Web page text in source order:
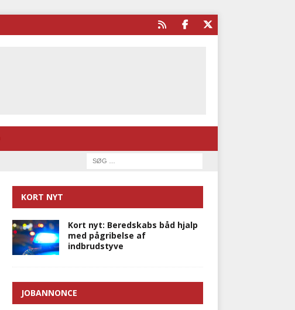
KORT NYT
Kort nyt: Beredskabs båd hjalp
med pågribelse af
indbrudstyve
JOBANNONCE